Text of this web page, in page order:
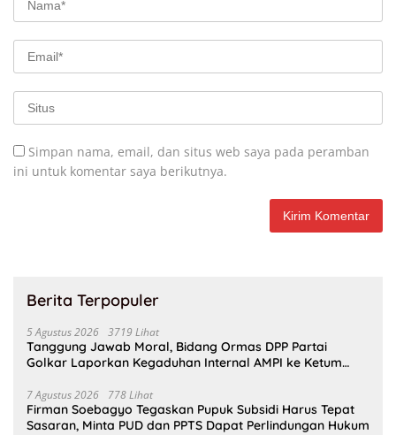
Simpan nama, email, dan situs web saya pada peramban
ini untuk komentar saya berikutnya.
Berita Terpopuler
5 Agustus 2026 3719 Lihat
Tanggung Jawab Moral, Bidang Ormas DPP Partai
Golkar Laporkan Kegaduhan Internal AMPI ke Ketum
7 Agustus 2026 778 Lihat
Firman Soebagyo Tegaskan Pupuk Subsidi Harus Tepat
Sasaran, Minta PUD dan PPTS Dapat Perlindungan Hukum